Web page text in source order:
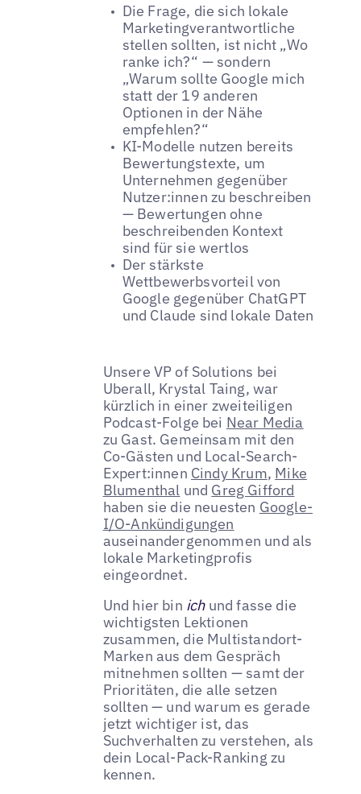
Die Frage, die sich lokale
Marketingverantwortliche
stellen sollten, ist nicht „Wo
ranke ich?“ — sondern
„Warum sollte Google mich
statt der 19 anderen
Optionen in der Nähe
empfehlen?“
KI-Modelle nutzen bereits
Bewertungstexte, um
Unternehmen gegenüber
Nutzer:innen zu beschreiben
— Bewertungen ohne
beschreibenden Kontext
sind für sie wertlos
Der stärkste
Wettbewerbsvorteil von
Google gegenüber ChatGPT
und Claude sind lokale Daten
Unsere VP of Solutions bei
Uberall, Krystal Taing, war
kürzlich in einer zweiteiligen
Podcast-Folge bei Near Media
zu Gast. Gemeinsam mit den
Co-Gästen und Local-Search-
Expert:innen Cindy Krum, Mike
Blumenthal und Greg Gifford
haben sie die neuesten Google-
I/O-Ankündigungen
auseinandergenommen und als
lokale Marketingprofis
eingeordnet.
Und hier bin ichund fasse die
wichtigsten Lektionen
zusammen, die Multistandort-
Marken aus dem Gespräch
mitnehmen sollten — samt der
Prioritäten, die alle setzen
sollten — und warum es gerade
jetzt wichtiger ist, das
Suchverhalten zu verstehen, als
dein Local-Pack-Ranking zu
kennen.